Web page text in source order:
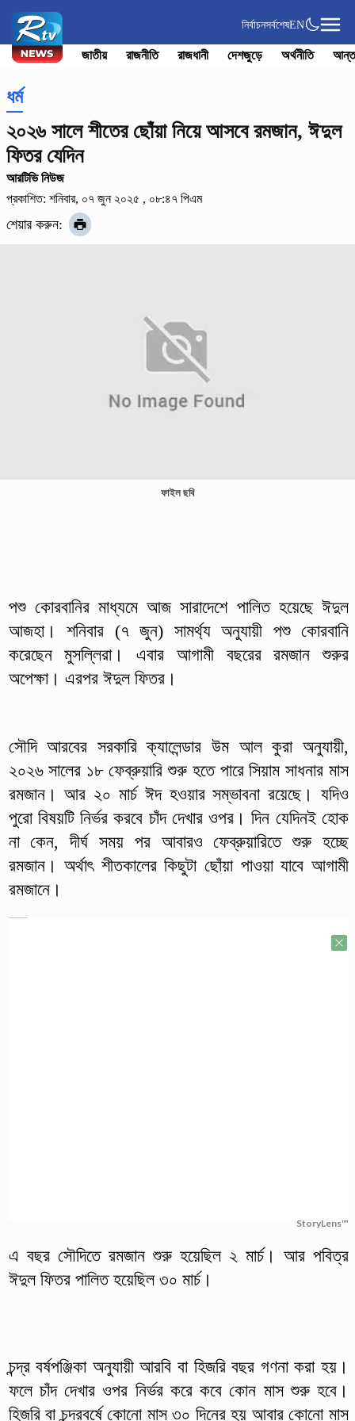
নির্বাচনসর্বশেষEN
জাতীয় রাজনীতি রাজধানী দেশজুড়ে অর্থনীতি
ধর্ম
২০২৬ সালে শীতের ছোঁয়া নিয়ে আসবে রমজান, ঈদুল
ফিতর যেদিন
আরটিভি নিউজ
প্রকাশিত: শনিবার, ০৭ জুন ২০২৫ , ০৮:৪৭ পিএম
শেয়ার করুন:
ফাইল ছবি
পশু কোরবানির মাধ্যমে আজ সারাদেশে পালিত হয়েছে ঈদুল
আজহা। শনিবার (৭ জুন) সামর্থ্য অনুযায়ী পশু কোরবানি
করেছেন মুসল্লিরা। এবার আগামী বছরের রমজান শুরুর
অপেক্ষা। এরপর ঈদুল ফিতর।
সৌদি আরবের সরকারি ক্যালেন্ডার উম আল কুরা অনুযায়ী,
২০২৬ সালের ১৮ ফেব্রুয়ারি শুরু হতে পারে সিয়াম সাধনার মাস
রমজান। আর ২০ মার্চ ঈদ হওয়ার সম্ভাবনা রয়েছে। যদিও
পুরো বিষয়টি নির্ভর করবে চাঁদ দেখার ওপর। দিন যেদিনই হোক
না কেন, দীর্ঘ সময় পর আবারও ফেব্রুয়ারিতে শুরু হচ্ছে
রমজান। অর্থাৎ শীতকালের কিছুটা ছোঁয়া পাওয়া যাবে আগামী
রমজানে।
StoryLens™
এ বছর সৌদিতে রমজান শুরু হয়েছিল ২ মার্চ। আর পবিত্র
ঈদুল ফিতর পালিত হয়েছিল ৩০ মার্চ।
চন্দ্র বর্ষপঞ্জিকা অনুযায়ী আরবি বা হিজরি বছর গণনা করা হয়।
ফলে চাঁদ দেখার ওপর নির্ভর করে কবে কোন মাস শুরু হবে।
হিজরি বা চন্দ্রবর্ষে কোনো মাস ৩০ দিনের হয় আবার কোনো মাস